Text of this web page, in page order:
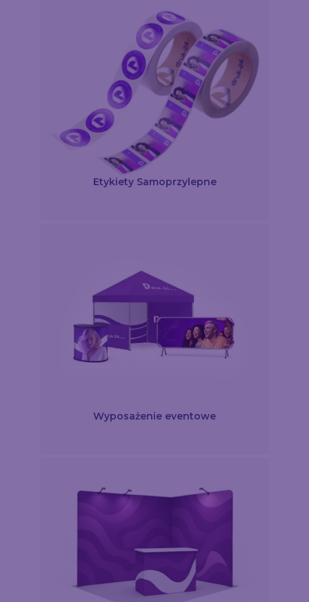
Etykiety Samoprzylepne
Wyposażenie eventowe